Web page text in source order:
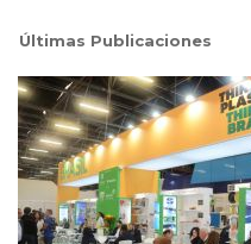
Últimas Publicaciones